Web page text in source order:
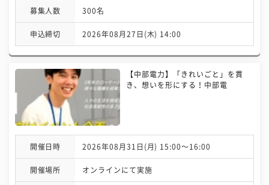
募集人数 300名
申込締切 2026年08月27日(木) 14:00
【中部電力】「きれいごと」を貫
き、想いを形にする！中部電
開催日時 2026年08月31日(月) 15:00〜16:00
開催場所 オンラインにて実施